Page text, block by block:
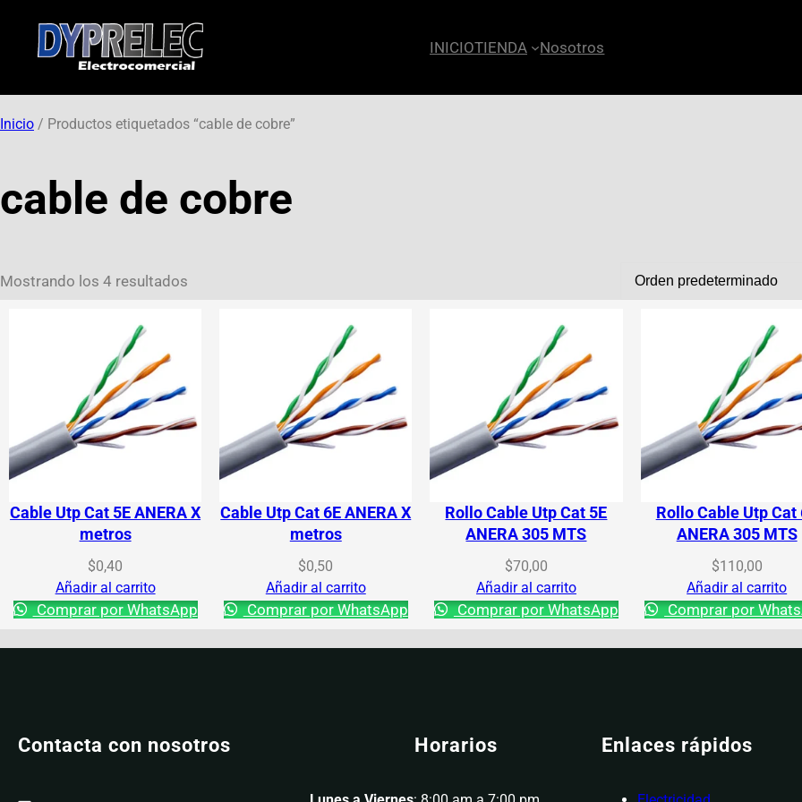
INICIOTIENDA Nosotros
Inicio / Productos etiquetados “cable de cobre”
cable de cobre
Mostrando los 4 resultados
Cable Utp Cat 5E ANERA X
metros
$0,40
Añadir al carrito
Comprar por WhatsApp
Cable Utp Cat 6E ANERA X
metros
$0,50
Añadir al carrito
Comprar por WhatsApp
Rollo Cable Utp Cat 5E
ANERA 305 MTS
$70,00
Añadir al carrito
Comprar por WhatsApp
Rollo Cable Utp Cat
ANERA 305 MTS
$110,00
Añadir al carrito
Comprar por
Contacta con nosotros Horarios Enlaces rápidos